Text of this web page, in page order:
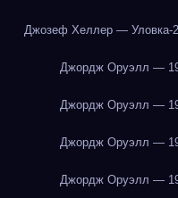
Джозеф Хеллер — Уловка-
Джордж Оруэлл —
Джордж Оруэлл —
Джордж Оруэлл —
Джордж Оруэлл —